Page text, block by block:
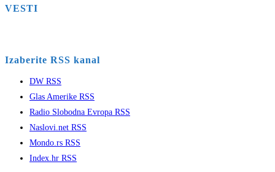
VESTI
Izaberite RSS kanal
DW RSS
Glas Amerike RSS
Radio Slobodna Evropa RSS
Naslovi.net RSS
Mondo.rs RSS
Index.hr RSS